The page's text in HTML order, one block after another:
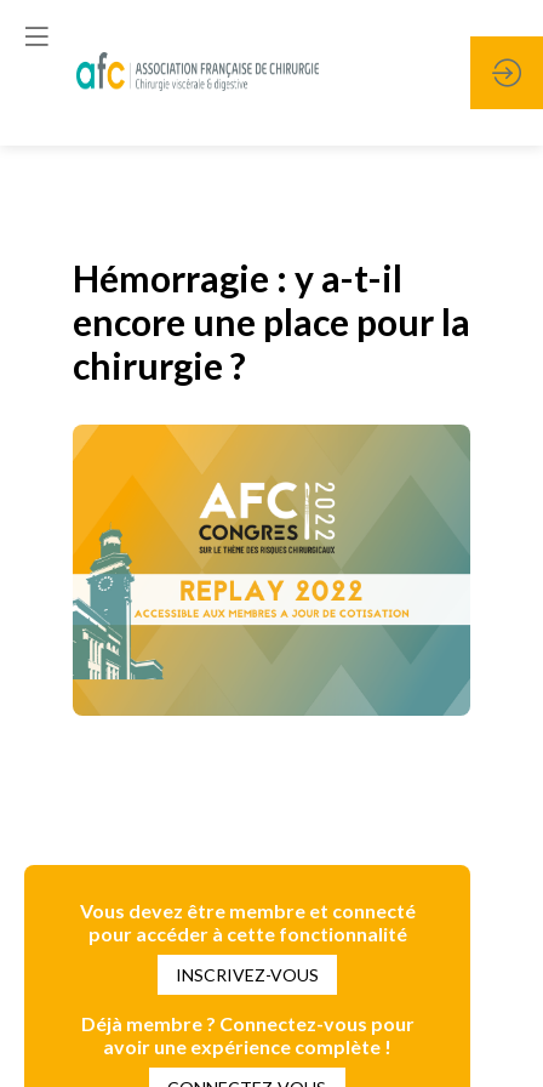
Hémorragie : y a-t-il
encore une place pour la
chirurgie ?
Vous devez être membre et connecté
pour accéder à cette fonctionnalité
INSCRIVEZ-VOUS
Déjà membre ? Connectez-vous pour
avoir une expérience complète !